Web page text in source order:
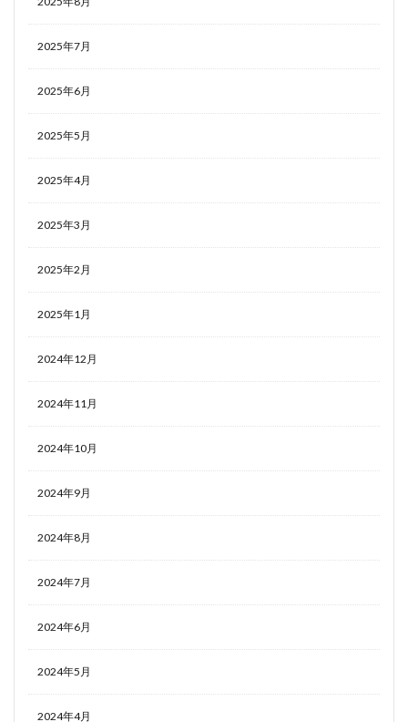
2025年7月
2025年6月
2025年5月
2025年4月
2025年3月
2025年2月
2025年1月
2024年12月
2024年11月
2024年10月
2024年9月
2024年8月
2024年7月
2024年6月
2024年5月
2024年4月